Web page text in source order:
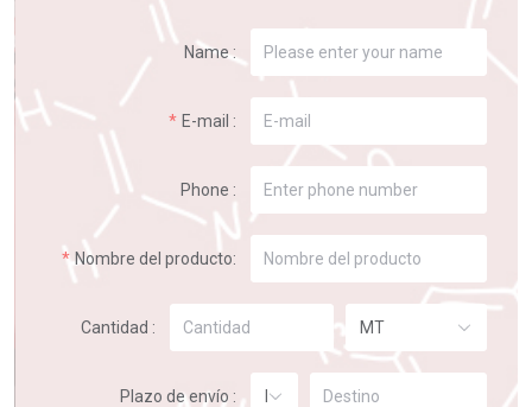
Name :
E-mail :
Phone :
Nombre del producto:
Cantidad : MT
Plazo de envío : FOB